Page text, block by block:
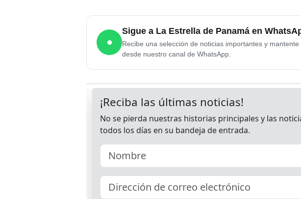
●
Sigue a La Estrella de Panamá en
Recibe una selección de noticias importantes y mantente
desde nuestro canal de WhatsApp.